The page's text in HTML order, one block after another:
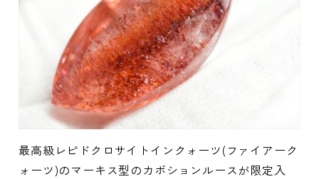
最高級レピドクロサイトインクォーツ(ファイアーク
ォーツ)のマーキス型のカボションルースが限定入